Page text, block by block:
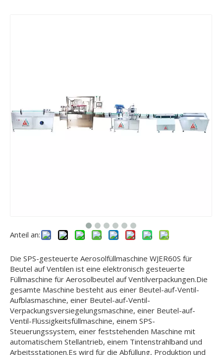
Anteil an:
Die SPS-gesteuerte Aerosolfüllmaschine WJER60S für
Beutel auf Ventilen ist eine elektronisch gesteuerte
Füllmaschine für Aerosolbeutel auf Ventilverpackungen.Die
gesamte Maschine besteht aus einer Beutel-auf-Ventil-
Aufblasmaschine, einer Beutel-auf-Ventil-
Verpackungsversiegelungsmaschine, einer Beutel-auf-
Ventil-Flüssigkeitsfüllmaschine, einem SPS-
Steuerungssystem, einer feststehenden Maschine mit
automatischem Stellantrieb, einem Tintenstrahlband und
Arbeitsstationen.Es wird für die Abfüllung, Produktion und